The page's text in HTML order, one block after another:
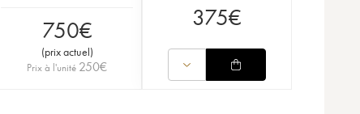
750€
(prix actuel)
Prix à l'unité 250€
375€